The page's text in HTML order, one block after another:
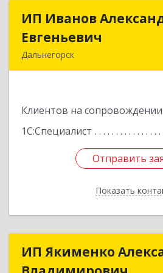
ИП Иванов
Евгеньевич
Дальнегорск
Клиентов на сопровождении
1С:Специалист
Отправить
Показать
ИП
Отправить
Назад
ИП Якименко
ИП